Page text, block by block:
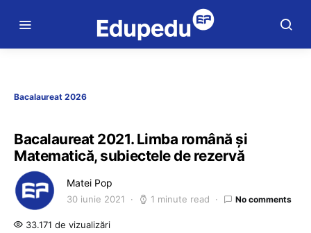
Bacalaureat 2026
Bacalaureat 2021. Limba română și
Matematică, subiectele de rezervă
Matei Pop
30 iunie 2021 1 minute read No comments
33.171 de vizualizări